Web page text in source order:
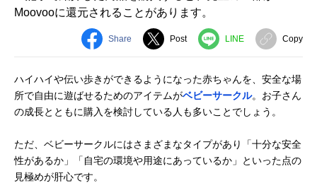
Moovooに還元されることがあります。
Share Post LINE Copy
ハイハイや伝い歩きができるようになった赤ちゃんを、安全な場
所で自由に遊ばせるためのアイテムがベビーサークル。お子さん
の成長とともに購入を検討している人も多いことでしょう。
ただ、ベビーサークルにはさまざまなタイプがあり「十分な安全
性があるか」「自宅の環境や用途にあっているか」といった点の
見極めが肝心です。